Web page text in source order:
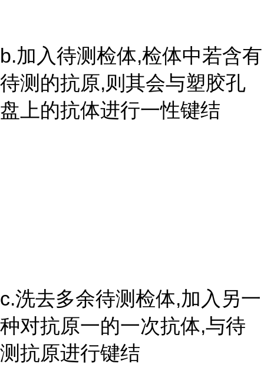
b.加入待测检体,检体中若含有
待测的抗原,则其会与塑胶孔
盘上的抗体进行一性键结
c.洗去多余待测检体,加入另一
种对抗原一的一次抗体,与待
测抗原进行键结